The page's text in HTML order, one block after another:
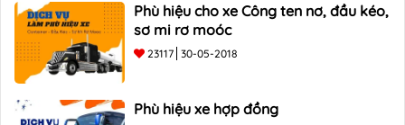
Phù hiệu cho xe Công ten nơ, đầu kéo,
sơ mi rơ moóc
23117 30-05-2018
Phù hiệu xe hợp đồng